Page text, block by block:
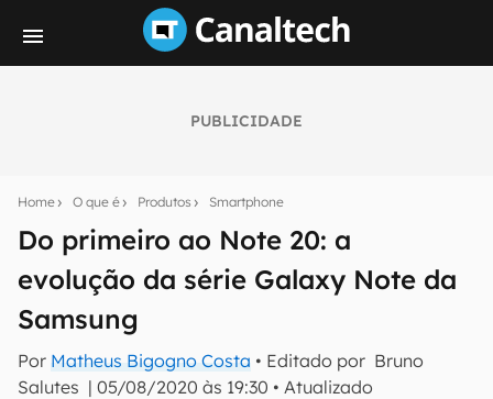
PUBLICIDADE
Home O que é Produtos Smartphone
Do primeiro ao Note 20: a
evolução da série Galaxy Note da
Samsung
Por Matheus Bigogno Costa • Editado por Bruno
Salutes | 05/08/2020 às 19:30 • Atualizado
notícias e reviews sobre tecnologia em primeira
E-mail
inscreva-se